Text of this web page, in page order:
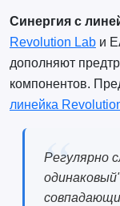
Синергия с
Revolution Labи
дополняют
компонентов.
линейка
Регулярно